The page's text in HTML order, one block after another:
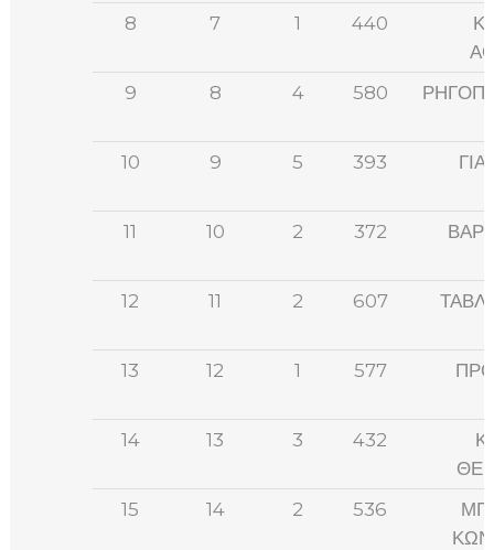
8 7 1 440
9
8 4 580
10 9 5 393
11
10 2 372
12 11 2 607
13 12 1 577
14
13 3 432
15
14 2 536